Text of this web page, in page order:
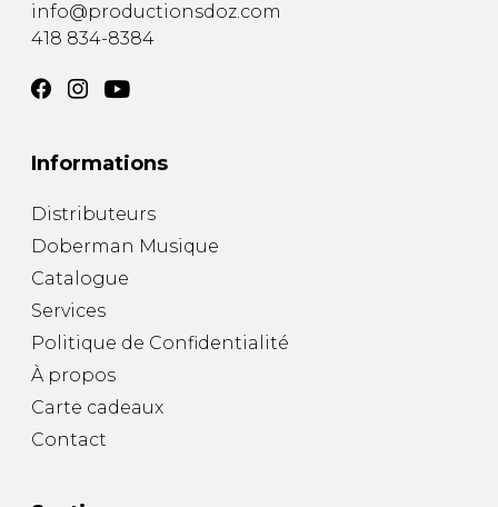
info@productionsdoz.com
418 834-8384
Informations
Distributeurs
Doberman Musique
Catalogue
Services
Politique de Confidentialité
À propos
Carte cadeaux
Contact